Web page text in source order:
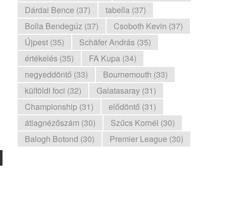
Dárdai Bence (37)
tabella (37)
Bolla Bendegúz (37)
Csoboth Kevin (37)
Újpest (35)
Schäfer András (35)
értékelés (35)
FA Kupa (34)
negyeddöntő (33)
Bournemouth (33)
külföldi foci (32)
Galatasaray (31)
Championship (31)
elődöntő (31)
átlagnézőszám (30)
Szűcs Kornél (30)
Balogh Botond (30)
Premier League (30)